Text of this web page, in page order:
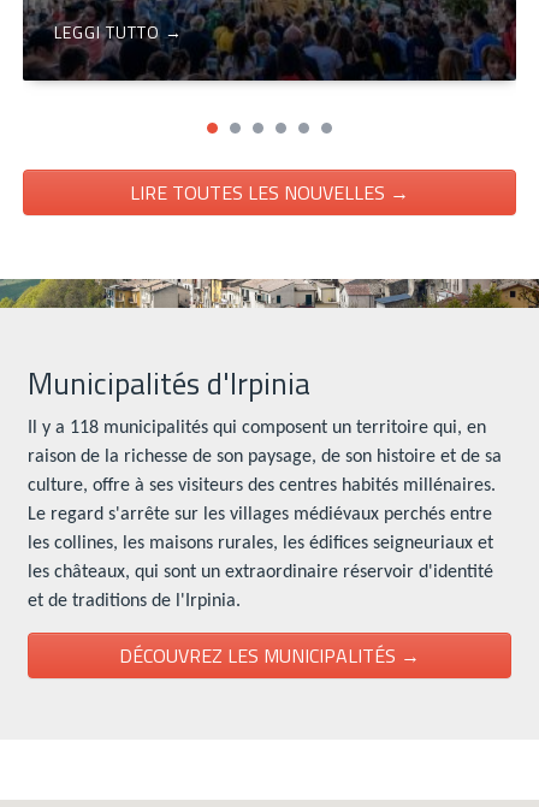
LEGGI TUTTO →
LIRE TOUTES LES NOUVELLES →
Municipalités d'Irpinia
Il y a 118 municipalités qui composent un territoire qui, en
raison de la richesse de son paysage, de son histoire et de sa
culture, offre à ses visiteurs des centres habités millénaires.
Le regard s'arrête sur les villages médiévaux perchés entre
les collines, les maisons rurales, les édifices seigneuriaux et
les châteaux, qui sont un extraordinaire réservoir d'identité
et de traditions de l'Irpinia.
DÉCOUVREZ LES MUNICIPALITÉS →